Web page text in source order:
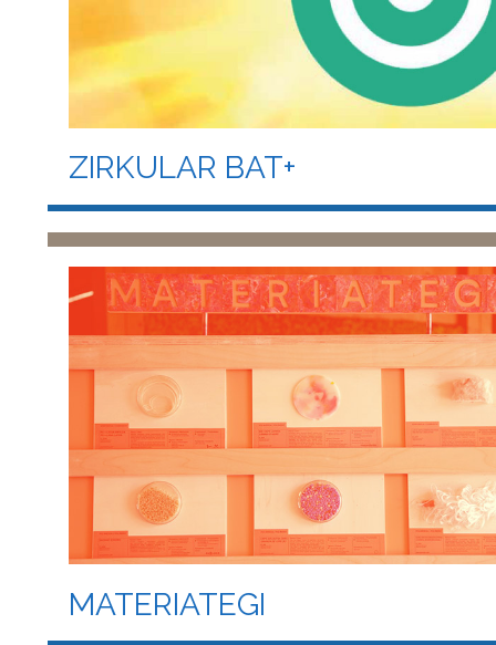
ZIRKULAR BAT+
MATERIATEGI